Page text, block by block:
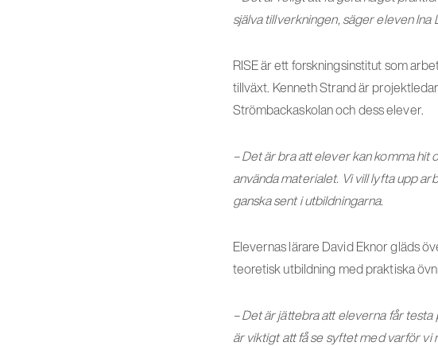
själva tillverkningen, säger eleven Ina
RISE är ett forskningsinstitut som
tillväxt. Kenneth Strand är
Strömbackaskolan och dess elever.
– Det är bra att elever kan komma hit
använda materialet. Vi vill lyfta upp
ganska sent i utbildningarna.
Elevernas lärare David Eknor gläds
teoretisk utbildning med praktiska
– Det är jättebra att eleverna får
är viktigt att få se syftet med varför vi